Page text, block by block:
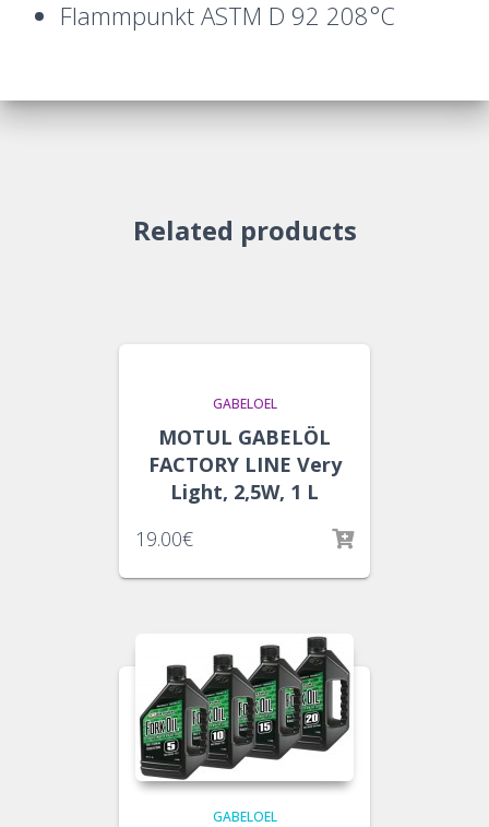
Flammpunkt ASTM D 92 208°C
Related products
GABELOEL
MOTUL GABELÖL
FACTORY LINE Very
Light, 2,5W, 1 L
19.00€
GABELOEL